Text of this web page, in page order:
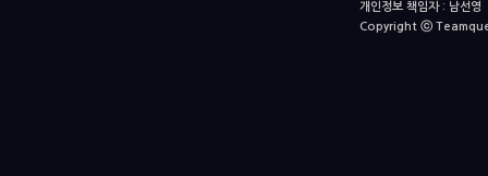
개인정보 책임자 : 남
Copyright ⓒ